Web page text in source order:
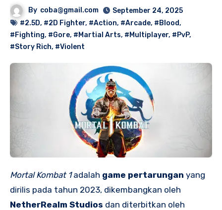
By coba@gmail.com
September 24, 2025
#2.5D, #2D Fighter, #Action, #Arcade, #Blood,
#Fighting, #Gore, #Martial Arts, #Multiplayer, #PvP,
#Story Rich, #Violent
Mortal Kombat 1adalah game pertarungan yang
dirilis pada tahun 2023, dikembangkan oleh
NetherRealm Studios dan diterbitkan oleh